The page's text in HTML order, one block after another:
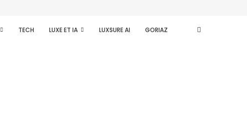
TECH LUXE ET IA LUXSURE AI GORIAZ